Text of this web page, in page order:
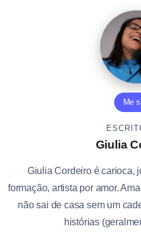
Me
Giulia
Giulia Cordeiro é carioca,
formação, artista por amor.
não sai de casa sem um
histórias